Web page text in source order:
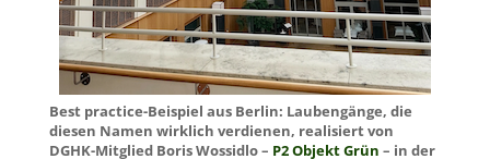
Best practice-Beispiel aus Berlin: Laubengänge, die
diesen Namen wirklich verdienen, realisiert von
DGHK-Mitglied Boris Wossidlo – P2 Objekt Grün ­– in der